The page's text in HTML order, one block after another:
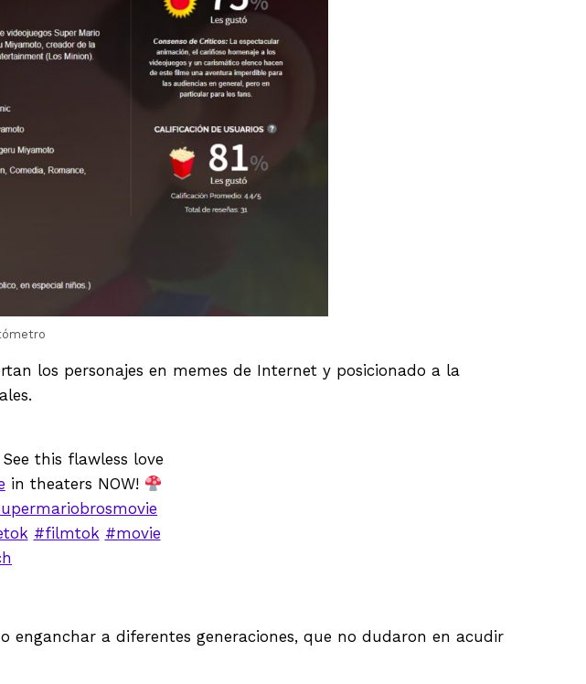
los personajes en memes de Internet y posicionado a la
See this flawless love
in theaters NOW!
#filmtok #movie
enganchar a diferentes generaciones, que no dudaron en acudir